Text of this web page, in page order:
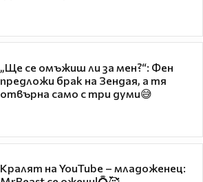
„Ще се омъжиш ли за мен?“: Фен
предложи брак на Зендая, а тя
отвърна само с три думи😅
Кралят на YouTube – младоженец: